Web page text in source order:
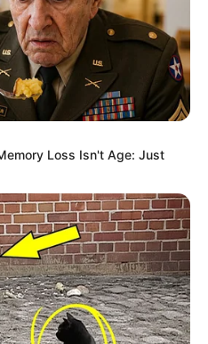
Loss Isn't Age: Just